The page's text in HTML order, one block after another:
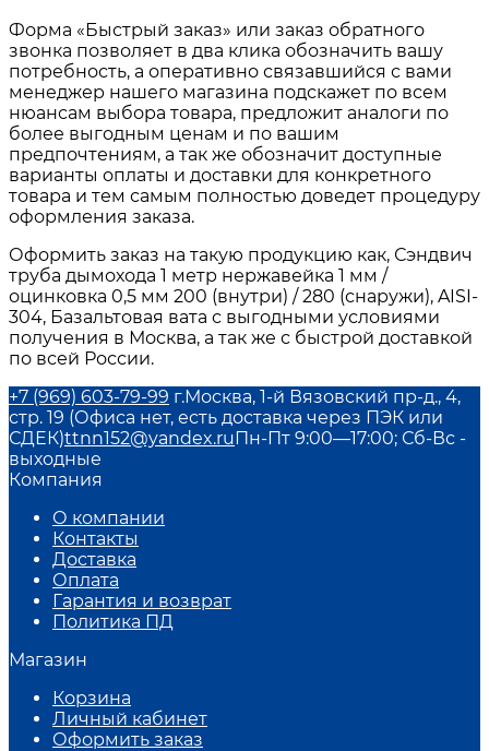
Форма «Быстрый заказ» или заказ обратного
звонка позволяет в два клика обозначить вашу
потребность, а оперативно связавшийся с вами
менеджер нашего магазина подскажет по всем
нюансам выбора товара, предложит аналоги по
более выгодным ценам и по вашим
предпочтениям, а так же обозначит доступные
варианты оплаты и доставки для конкретного
товара и тем самым полностью доведет процедуру
оформления заказа.
Оформить заказ на такую продукцию как, Сэндвич
труба дымохода 1 метр нержавейка 1 мм /
оцинковка 0,5 мм 200 (внутри) / 280 (снаружи), AISI-
304, Базальтовая вата с выгодными условиями
получения в Москва, а так же с быстрой доставкой
по всей России.
+7 (969) 603-79-99 г.Москва, 1-й Вязовский пр-д., 4,
стр. 19 (Офиса нет, есть доставка через ПЭК или
СДЕК)ttnn152@yandex.ruПн-Пт 9:00—17:00; Сб-Вс -
выходные
Компания
О компании
Контакты
Доставка
Оплата
Гарантия и возврат
Политика ПД
Магазин
Корзина
Личный кабинет
Оформить заказ